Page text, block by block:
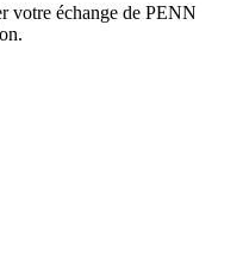
votre échange de PENN